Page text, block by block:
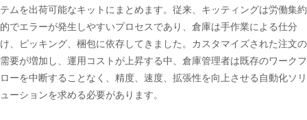
テムを出荷可能なキットにまとめます。従来、キッティングは労働集約
的でエラーが発生しやすいプロセスであり、倉庫は手作業による仕分
け、ピッキング、梱包に依存してきました。カスタマイズされた注文の
需要が増加し、運用コストが上昇する中、倉庫管理者は既存のワークフ
ローを中断することなく、精度、速度、拡張性を向上させる自動化ソリ
ューションを求める必要があります。